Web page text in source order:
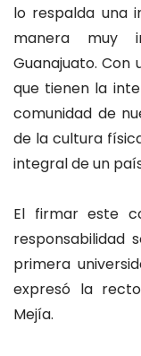
lo respalda una
manera muy
Guanajuato. Con
que tienen la
comunidad de
de la cultura
integral de un
El firmar este
responsabilidad
primera
expresó la
Mejía.